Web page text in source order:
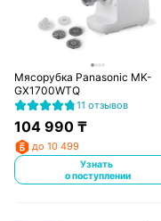
Мясорубка Panasonic MK-
GX1700WTQ
11 отзывов
104 990₸
до 10 499
Узнать
о поступлении